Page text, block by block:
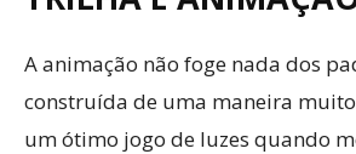
A animação não foge nada dos
construída de uma maneira
um ótimo jogo de luzes quando